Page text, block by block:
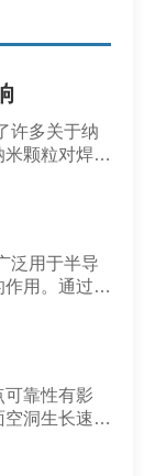
许多关于纳
颗粒对焊料
泛用于半导
用。通过印
靠性有影
空洞生长速